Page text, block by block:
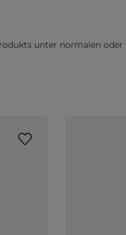
unter normalen